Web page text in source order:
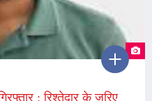
: रिश्तेदार के जरिए